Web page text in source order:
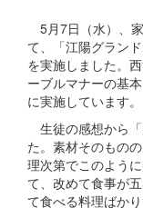
5月7日（水）、
て、「江陽グラン
を実施しました。
ーブルマナーの基
に実施しています。
生徒の感想から
た。素材そのもの
理次第でこのよう
て、改めて食事が
て食べる料理ばか